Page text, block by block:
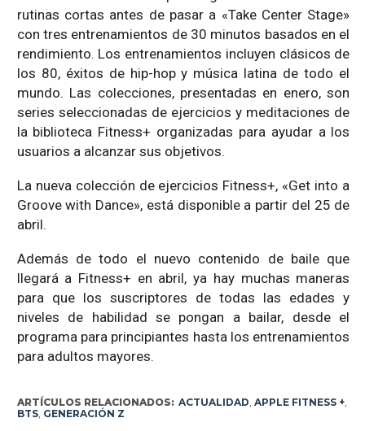
rutinas cortas antes de pasar a «Take Center Stage»
con tres entrenamientos de 30 minutos basados ​​en el
rendimiento. Los entrenamientos incluyen clásicos de
los 80, éxitos de hip-hop y música latina de todo el
mundo. Las colecciones, presentadas en enero, son
series seleccionadas de ejercicios y meditaciones de
la biblioteca Fitness+ organizadas para ayudar a los
usuarios a alcanzar sus objetivos.
La nueva colección de ejercicios Fitness+, «Get into a
Groove with Dance», está disponible a partir del 25 de
abril.
Además de todo el nuevo contenido de baile que
llegará a Fitness+ en abril, ya hay muchas maneras
para que los suscriptores de todas las edades y
niveles de habilidad se pongan a bailar, desde el
programa para principiantes hasta los entrenamientos
para adultos mayores.
ARTÍCULOS RELACIONADOS: ACTUALIDAD APPLE FITNESS +,
BTS, GENERACIÓN Z